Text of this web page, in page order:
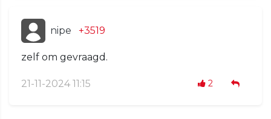
nipe +3519
zelf om gevraagd.
21-11-2024 11:15 2